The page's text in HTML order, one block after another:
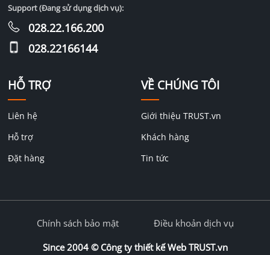
HỖ TRỢ
Liên hệ
Hỗ trợ
Đặt hàng
VỀ CHÚNG TÔI
Giới thiệu TRUST.vn
Khách hàng
Tin tức
Support (Đang sử dụng dịch vụ):
028.22.166.200
028.22166144
Since 2004 © Công ty thiết kế Web TRUST.vn
Chính sách bảo mật Điều khoản dịch vụ